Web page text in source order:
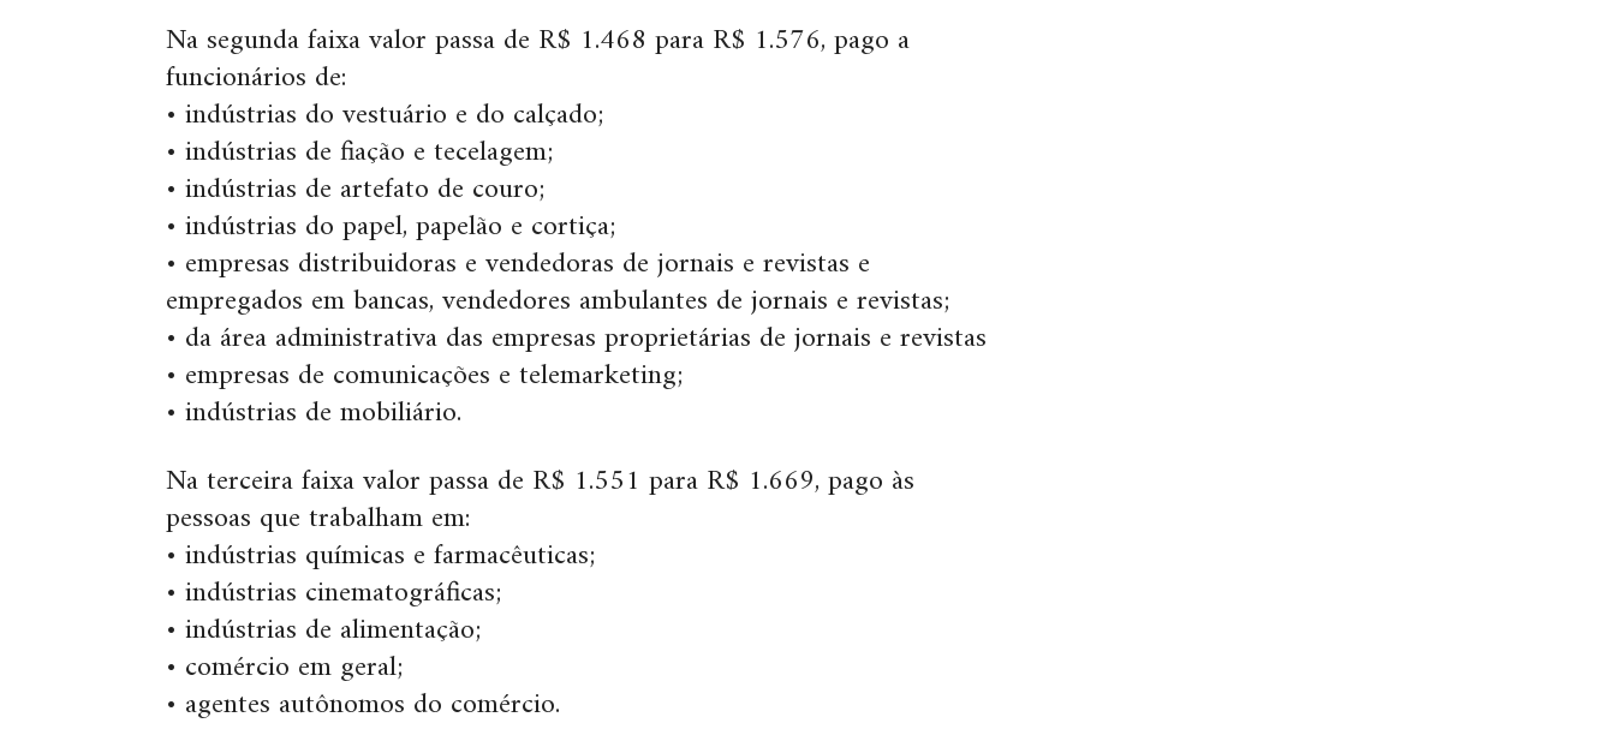
Na segunda faixa valor passa de R$ 1.468 para R$ 1.576, pago a
funcionários de:
• indústrias do vestuário e do calçado;
• indústrias de fiação e tecelagem;
• indústrias de artefato de couro;
• indústrias do papel, papelão e cortiça;
• empresas distribuidoras e vendedoras de jornais e revistas e
empregados em bancas, vendedores ambulantes de jornais e revistas;
• da área administrativa das empresas proprietárias de jornais e revistas
• empresas de comunicações e telemarketing;
• indústrias de mobiliário.
Na terceira faixa valor passa de R$ 1.551 para R$ 1.669, pago às
pessoas que trabalham em:
• indústrias químicas e farmacêuticas;
• indústrias cinematográficas;
• indústrias de alimentação;
• comércio em geral;
• agentes autônomos do comércio.